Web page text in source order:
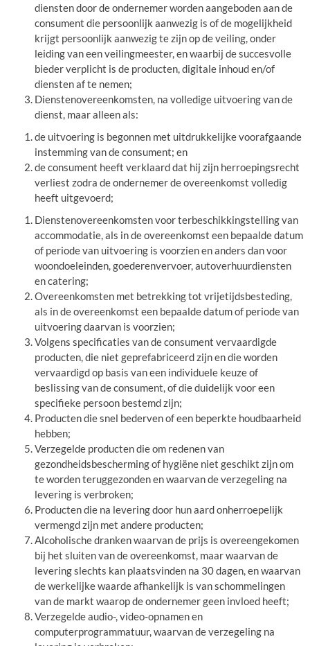
diensten door de ondernemer worden aangeboden aan de
consument die persoonlijk aanwezig is of de mogelijkheid
krijgt persoonlijk aanwezig te zijn op de veiling, onder
leiding van een veilingmeester, en waarbij de succesvolle
bieder verplicht is de producten, digitale inhoud en/of
diensten af te nemen;
Dienstenovereenkomsten, na volledige uitvoering van de
dienst, maar alleen als:
de uitvoering is begonnen met uitdrukkelijke voorafgaande
instemming van de consument; en
de consument heeft verklaard dat hij zijn herroepingsrecht
verliest zodra de ondernemer de overeenkomst volledig
heeft uitgevoerd;
Dienstenovereenkomsten voor terbeschikkingstelling van
accommodatie, als in de overeenkomst een bepaalde datum
of periode van uitvoering is voorzien en anders dan voor
woondoeleinden, goederenvervoer, autoverhuurdiensten
en catering;
Overeenkomsten met betrekking tot vrijetijdsbesteding,
als in de overeenkomst een bepaalde datum of periode van
uitvoering daarvan is voorzien;
Volgens specificaties van de consument vervaardigde
producten, die niet geprefabriceerd zijn en die worden
vervaardigd op basis van een individuele keuze of
beslissing van de consument, of die duidelijk voor een
specifieke persoon bestemd zijn;
Producten die snel bederven of een beperkte houdbaarheid
hebben;
Verzegelde producten die om redenen van
gezondheidsbescherming of hygiëne niet geschikt zijn om
te worden teruggezonden en waarvan de verzegeling na
levering is verbroken;
Producten die na levering door hun aard onherroepelijk
vermengd zijn met andere producten;
Alcoholische dranken waarvan de prijs is overeengekomen
bij het sluiten van de overeenkomst, maar waarvan de
levering slechts kan plaatsvinden na 30 dagen, en waarvan
de werkelijke waarde afhankelijk is van schommelingen
van de markt waarop de ondernemer geen invloed heeft;
Verzegelde audio-, video-opnamen en
computerprogrammatuur, waarvan de verzegeling na